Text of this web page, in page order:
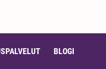
BLOGI